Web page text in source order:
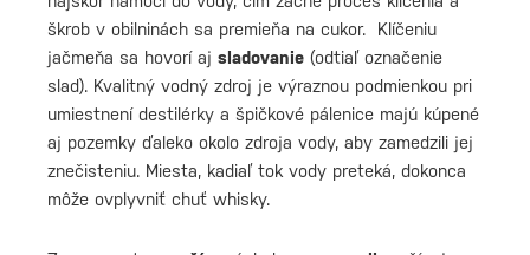
škrob v obilninách sa premieňa na cukor. Klíčeniu
jačmeňa sa hovorí aj sladovanie (odtiaľ označenie
slad). Kvalitný vodný zdroj je výraznou podmienkou pri
umiestnení destilérky a špičkové pálenice majú kúpené
aj pozemky ďaleko okolo zdroja vody, aby zamedzili jej
znečisteniu. Miesta, kadiaľ tok vody preteká, dokonca
môže ovplyvniť chuť whisky.